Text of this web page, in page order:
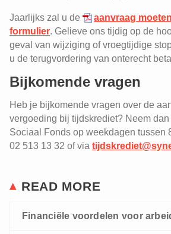
Jaarlijks zal u de
aanvraag
formulier. Gelieve ons tijdig op de
geval van wijziging of vroegtijdige
u de terugvordering van onterecht
Bijkomende vragen
Heb je bijkomende vragen over de
vergoeding bij tijdskrediet? Neem
Sociaal Fonds op weekdagen tussen
02 513 13 32 of via
READ MORE
Financiële voordelen voor